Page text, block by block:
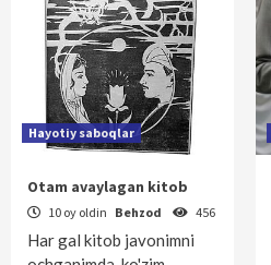
Hayotiy saboqlar
Otam avaylagan kitob
10 oy oldin Behzod 456
Har gal kitob javonimni